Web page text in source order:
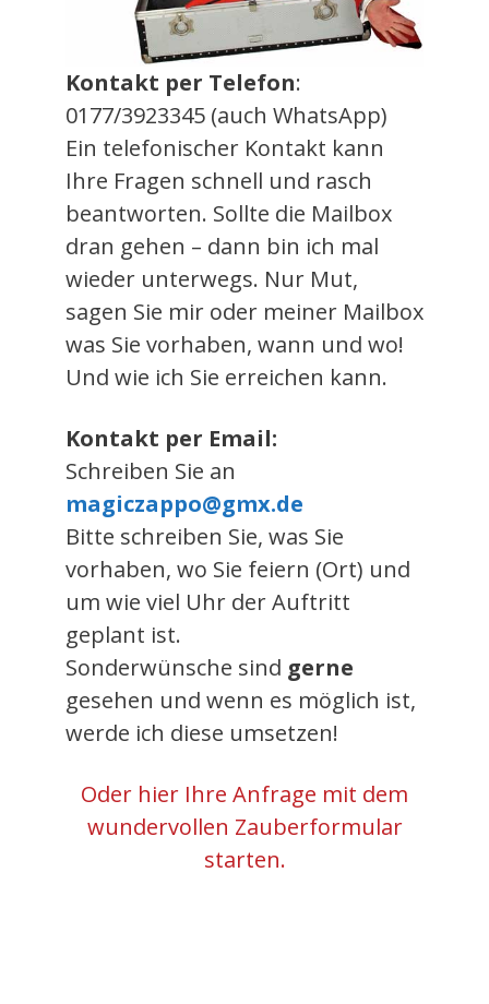
Kontakt per Telefon:
0177/3923345 (auch WhatsApp)
Ein telefonischer Kontakt kann
Ihre Fragen schnell und rasch
beantworten. Sollte die Mailbox
dran gehen – dann bin ich mal
wieder unterwegs. Nur Mut,
sagen Sie mir oder meiner Mailbox
was Sie vorhaben, wann und wo!
Und wie ich Sie erreichen kann.
Kontakt per Email:
Schreiben Sie an
magiczappo@gmx.de
Bitte schreiben Sie, was Sie
vorhaben, wo Sie feiern (Ort) und
um wie viel Uhr der Auftritt
geplant ist.
Sonderwünsche sind gerne
gesehen und wenn es möglich ist,
werde ich diese umsetzen!
Oder hier Ihre Anfrage mit dem
wundervollen Zauberformular
starten.